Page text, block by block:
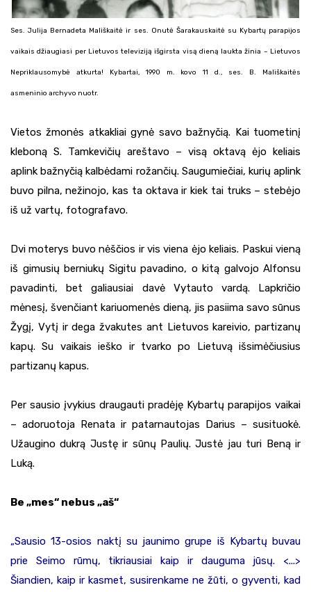
Ses. Julija Bernadeta Mališkaitė ir ses. Onutė Šarakauskaitė su Kybartų parapijos
vaikais džiaugiasi per Lietuvos televiziją išgirsta visą dieną laukta žinia – Lietuvos
Nepriklausomybė atkurta! Kybartai, 1990 m. kovo 11 d., ses. B. Mališkaitės
asmeninio archyvo nuotr.
Vietos žmonės atkakliai gynė savo bažnyčią. Kai tuometinį
kleboną S. Tamkevičių areštavo – visą oktavą ėjo keliais
aplink bažnyčią kalbėdami rožančių. Saugumiečiai, kurių aplink
buvo pilna, nežinojo, kas ta oktava ir kiek tai truks – stebėjo
iš už vartų, fotografavo.
Dvi moterys buvo nėščios ir vis viena ėjo keliais. Paskui vieną
iš gimusių berniukų Sigitu pavadino, o kitą galvojo Alfonsu
pavadinti, bet galiausiai davė Vytauto vardą. Lapkričio
mėnesį, švenčiant kariuomenės dieną, jis pasiima savo sūnus
Žygį, Vytį ir dega žvakutes ant Lietuvos kareivio, partizanų
kapų. Su vaikais ieško ir tvarko po Lietuvą išsimėčiusius
partizanų kapus.
Per sausio įvykius draugauti pradėję Kybartų parapijos vaikai
– adoruotoja Renata ir patarnautojas Darius – susituokė.
Užaugino dukrą Justę ir sūnų Paulių. Justė jau turi Beną ir
Luką.
Be „mes“ nebus „aš“
„Sausio 13-osios naktį su jaunimo grupe iš Kybartų buvau
prie Seimo rūmų, tikriausiai kaip ir dauguma jūsų. <...>
Šiandien, kaip ir kasmet, susirenkame ne žūti, o gyventi, kad